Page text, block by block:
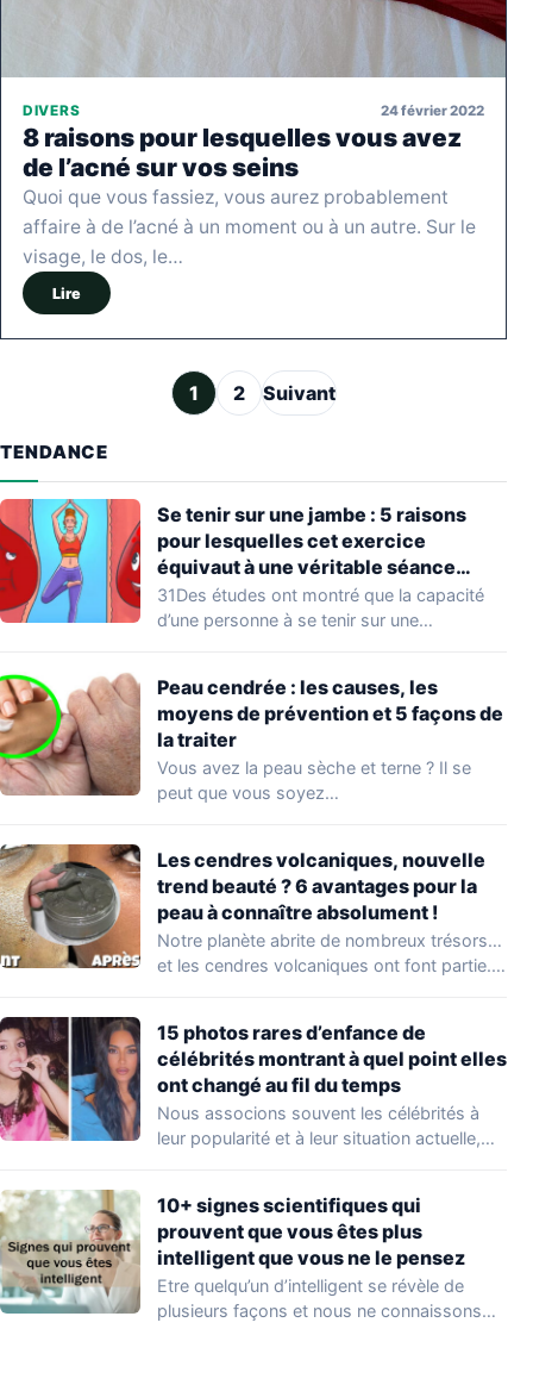
DIVERS 24 février 2022
8 raisons pour lesquelles vous avez
de l’acné sur vos seins
Quoi que vous fassiez, vous aurez probablement
affaire à de l’acné à un moment ou à un autre. Sur le
visage, le dos, le…
Lire
Pagination des publications
1 2 Suivant
TENDANCE
Se tenir sur une jambe : 5 raisons
pour lesquelles cet exercice
équivaut à une véritable séance
d’entraînement
31Des études ont montré que la capacité
d’une personne à se tenir sur une…
Peau cendrée : les causes, les
moyens de prévention et 5 façons de
la traiter
Vous avez la peau sèche et terne ? Il se
peut que vous soyez…
Les cendres volcaniques, nouvelle
trend beauté ? 6 avantages pour la
peau à connaître absolument !
Notre planète abrite de nombreux trésors…
et les cendres volcaniques ont font partie.
15 photos rares d’enfance de
célébrités montrant à quel point elles
ont changé au fil du temps
Nous associons souvent les célébrités à
leur popularité et à leur situation actuelle,
10+ signes scientifiques qui
prouvent que vous êtes plus
intelligent que vous ne le pensez
Etre quelqu’un d’intelligent se révèle de
plusieurs façons et nous ne connaissons